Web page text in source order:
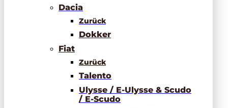
Dacia
Zurück
Dokker
Fiat
Zurück
Talento
Ulysse / E-Ulysse & Scudo
/ E-Scudo